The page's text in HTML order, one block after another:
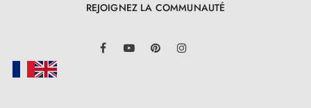
REJOIGNEZ LA COMMUNAUTÉ
FacebookYouTube Pinterest